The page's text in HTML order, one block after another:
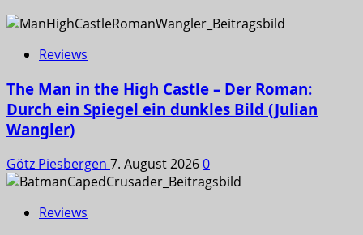
Reviews
The Man in the High Castle – Der Roman:
Durch ein Spiegel ein dunkles Bild (Julian
Wangler)
Götz Piesbergen 7. August 20260
Reviews